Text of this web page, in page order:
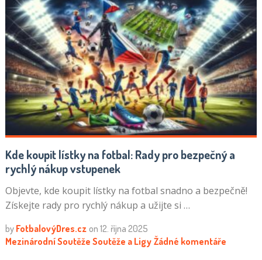
Kde koupit lístky na fotbal: Rady pro bezpečný a
rychlý nákup vstupenek
Objevte, kde koupit lístky na fotbal snadno a bezpečně!
Získejte rady pro rychlý nákup a užijte si …
by FotbalovýDres.cz on 12. října 2025
Mezinárodní Soutěže Soutěže a Ligy Žádné komentáře